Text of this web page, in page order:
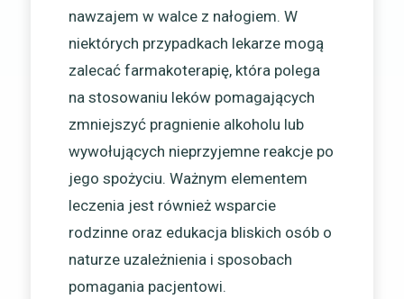
nawzajem w walce z nałogiem. W
niektórych przypadkach lekarze mogą
zalecać farmakoterapię, która polega
na stosowaniu leków pomagających
zmniejszyć pragnienie alkoholu lub
wywołujących nieprzyjemne reakcje po
jego spożyciu. Ważnym elementem
leczenia jest również wsparcie
rodzinne oraz edukacja bliskich osób o
naturze uzależnienia i sposobach
pomagania pacjentowi.